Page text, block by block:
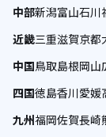
中部新潟富山石川
近畿三重滋賀京都
中国鳥取島根岡山
四国徳島香川愛媛
九州福岡佐賀長崎